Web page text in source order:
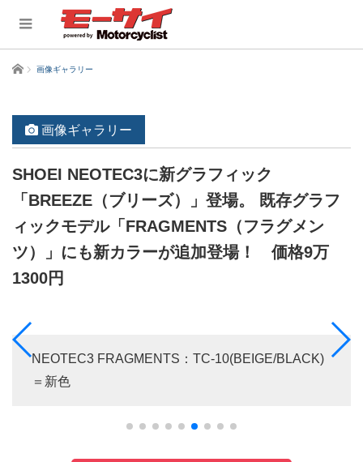
ホーム 画像ギャラリー
画像ギャラリー
SHOEI NEOTEC3に新グラフィック
「BREEZE（ブリーズ）」登場。 既存グラフ
ィックモデル「FRAGMENTS（フラグメン
ツ）」にも新カラーが追加登場！ 価格9万
1300円
NEOTEC3 FRAGMENTS：TC-10(BEIGE/BLACK)
＝新色